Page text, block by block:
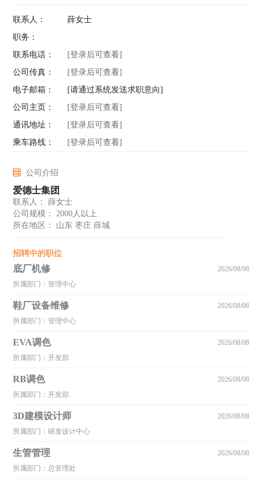
联系人：
薛女士
职务：
联系电话：
[登录后可查看]
公司传真：
[登录后可查看]
电子邮箱：
[请通过系统发送求职意向]
公司主页：
[登录后可查看]
通讯地址：
[登录后可查看]
乘车路线：
[登录后可查看]
公司介绍
爱德士集团
联系人： 薛女士
公司规模： 2000人以上
所在地区： 山东 枣庄 薛城
招聘中的职位
底厂机修
所属部门：管理中心
2026/08/08
鞋厂设备维修
所属部门：管理中心
2026/08/08
EVA调色
所属部门：开发部
2026/08/08
RB调色
所属部门：开发部
2026/08/08
3D建模设计师
所属部门：研发设计中心
2026/08/08
生管管理
所属部门：总管理处
2026/08/08